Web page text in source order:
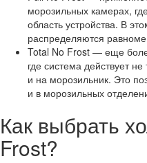
морозильных камерах,
область устройства. В
распределяются
Total No Frost — еще
где система действует
и на морозильник. Это
и в морозильных
Как выбрать
Frost?